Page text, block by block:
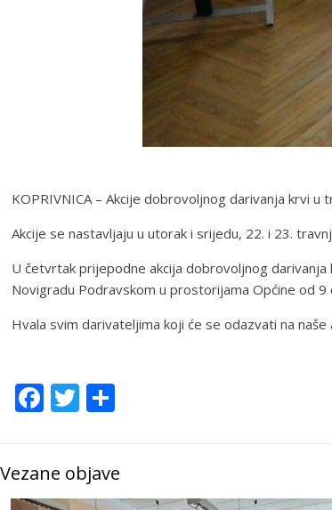
KOPRIVNICA – Akcije dobrovoljnog darivanja krvi
Akcije se nastavljaju u utorak i srijedu, 22. i 23.
U četvrtak prijepodne akcija dobrovoljnog
Novigradu Podravskom u prostorijama Općine od
Hvala svim darivateljima koji će se odazvati na naše
Facebook
Twitter
Vezane objave